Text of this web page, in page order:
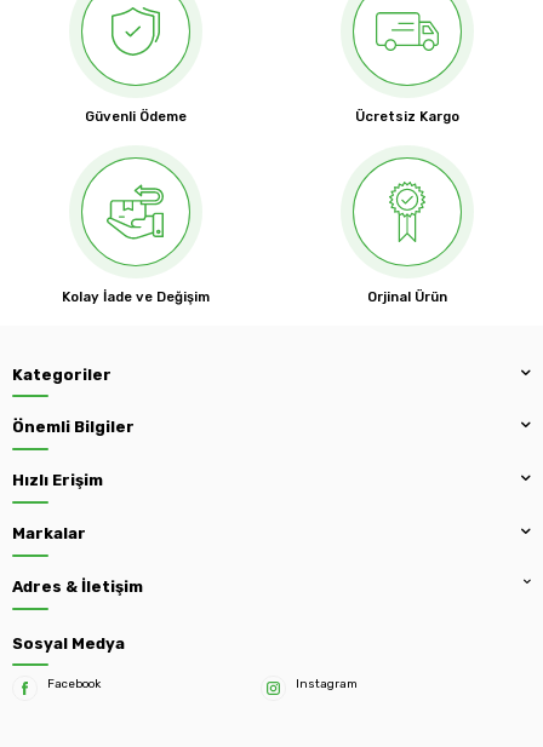
Güvenli Ödeme Ücretsiz Kargo
Kolay İade ve Değişim Orjinal Ürün
Kategoriler
Önemli Bilgiler
Hızlı Erişim
Markalar
Adres & İletişim
Sosyal Medya
Facebook Instagram